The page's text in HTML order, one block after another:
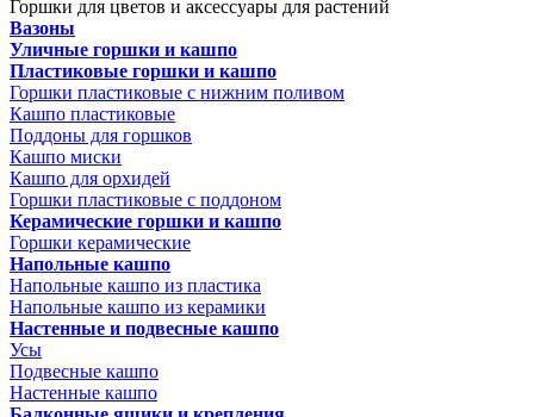
Горшки для цветов и аксессуары для растений
Вазоны
Уличные горшки и кашпо
Пластиковые горшки и кашпо
Горшки пластиковые с нижним поливом
Кашпо пластиковые
Поддоны для горшков
Кашпо миски
Кашпо для орхидей
Горшки пластиковые с поддоном
Керамические горшки и кашпо
Горшки керамические
Напольные кашпо
Напольные кашпо из пластика
Напольные кашпо из керамики
Настенные и подвесные кашпо
Усы
Подвесные кашпо
Настенные кашпо